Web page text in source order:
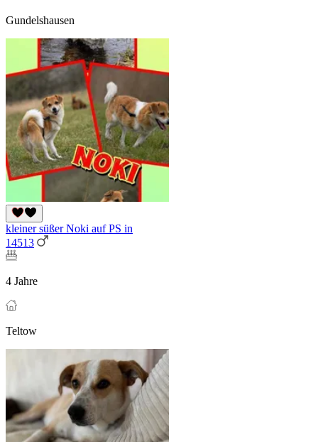
Gundelshausen
kleiner süßer Noki auf PS in
14513
4 Jahre
Teltow